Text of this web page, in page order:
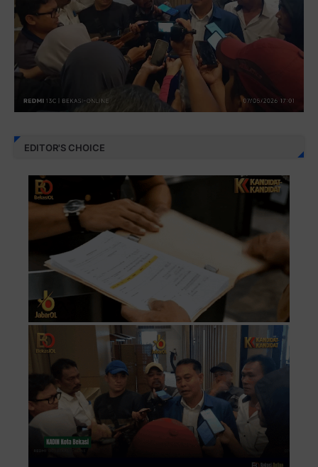
EDITOR'S CHOICE